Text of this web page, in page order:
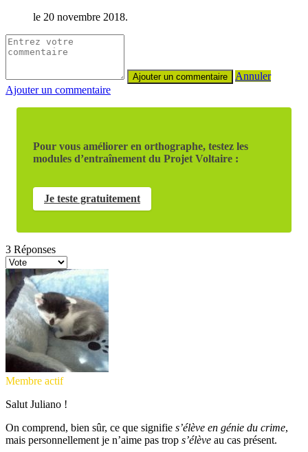
le 20 novembre 2018.
Annuler
Ajouter un commentaire
Pour vous améliorer en orthographe, testez les
modules d’entraînement du Projet Voltaire :
Je teste gratuitement
3 Réponses
Membre actif
Salut Juliano !
On comprend, bien sûr, ce que signifie s’élève en génie du crime,
mais personnellement je n’aime pas trop s’élève au cas présent.